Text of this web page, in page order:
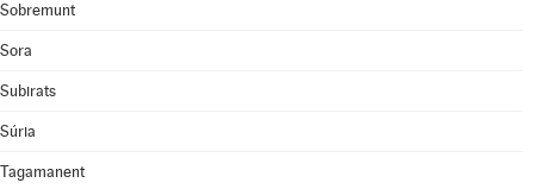
Sobremunt
Sora
Subirats
Súria
Tagamanent